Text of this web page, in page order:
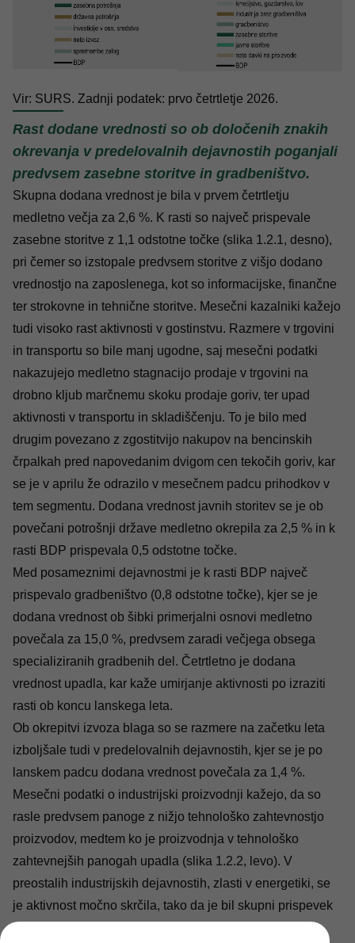
Vir: SURS. Zadnji podatek: prvo četrtletje 2026.
Rast dodane vrednosti so ob določenih znakih
okrevanja v predelovalnih dejavnostih poganjali
predvsem zasebne storitve in gradbeništvo.
Skupna dodana vrednost je bila v prvem četrtletju
medletno večja za 2,6 %. K rasti so največ prispevale
zasebne storitve z 1,1 odstotne točke (slika 1.2.1, desno),
pri čemer so izstopale predvsem storitve z višjo dodano
vrednostjo na zaposlenega, kot so informacijske, finančne
ter strokovne in tehnične storitve. Mesečni kazalniki kažejo
tudi visoko rast aktivnosti v gostinstvu. Razmere v trgovini
in transportu so bile manj ugodne, saj mesečni podatki
nakazujejo medletno stagnacijo prodaje v trgovini na
drobno kljub marčnemu skoku prodaje goriv, ter upad
aktivnosti v transportu in skladiščenju. To je bilo med
drugim povezano z zgostitvijo nakupov na bencinskih
črpalkah pred napovedanim dvigom cen tekočih goriv, kar
se je v aprilu že odrazilo v mesečnem padcu prihodkov v
tem segmentu. Dodana vrednost javnih storitev se je ob
povečani potrošnji države medletno okrepila za 2,5 % in k
rasti BDP prispevala 0,5 odstotne točke.
Med posameznimi dejavnostmi je k rasti BDP največ
prispevalo gradbeništvo (0,8 odstotne točke), kjer se je
dodana vrednost ob šibki primerjalni osnovi medletno
povečala za 15,0 %, predvsem zaradi večjega obsega
specializiranih gradbenih del. Četrtletno je dodana
vrednost upadla, kar kaže umirjanje aktivnosti po izraziti
rasti ob koncu lanskega leta.
Ob okrepitvi izvoza blaga so se razmere na začetku leta
izboljšale tudi v predelovalnih dejavnostih, kjer se je po
lanskem padcu dodana vrednost povečala za 1,4 %.
Mesečni podatki o industrijski proizvodnji kažejo, da so
rasle predvsem panoge z nižjo tehnološko zahtevnostjo
proizvodov, medtem ko je proizvodnja v tehnološko
zahtevnejših panogah upadla (slika 1.2.2, levo). V
preostalih industrijskih dejavnostih, zlasti v energetiki, se
je aktivnost močno skrčila, tako da je bil skupni prispevek